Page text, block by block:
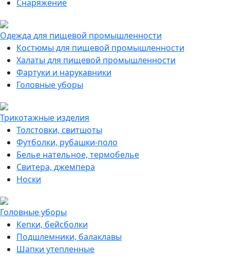
Снаряжение
Одежда для пищевой промышленности
Костюмы для пищевой промышленности
Халаты для пищевой промышленности
Фартуки и нарукавники
Головные уборы
Трикотажные изделия
Толстовки, свитшоты
Футболки, рубашки-поло
Белье нательное, термобелье
Свитера, джемпера
Носки
Головные уборы
Кепки, бейсболки
Подшлемники, балаклавы
Шапки утепленные